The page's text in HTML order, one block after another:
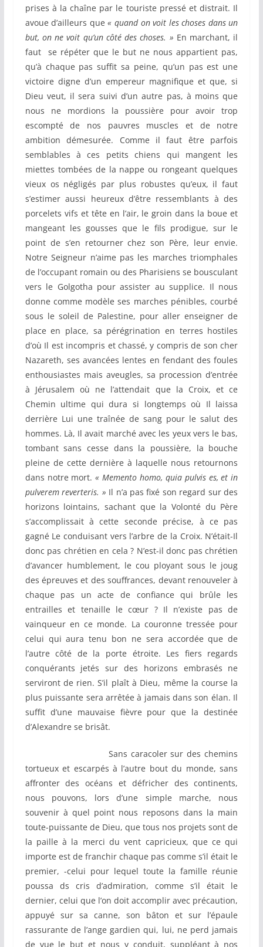
prises à la chaîne par le touriste pressé et distrait. Il
avoue d’ailleurs que« quand on voit les choses dans un
but, on ne voit qu’un côté des choses. » En marchant, il
faut se répéter que le but ne nous appartient pas,
qu’à chaque pas suffit sa peine, qu’un pas est une
victoire digne d’un empereur magnifique et que, si
Dieu veut, il sera suivi d’un autre pas, à moins que
nous ne mordions la poussière pour avoir trop
escompté de nos pauvres muscles et de notre
ambition démesurée. Comme il faut être parfois
semblables à ces petits chiens qui mangent les
miettes tombées de la nappe ou rongeant quelques
vieux os négligés par plus robustes qu’eux, il faut
s’estimer aussi heureux d’être ressemblants à des
porcelets vifs et tête en l’air, le groin dans la boue et
mangeant les gousses que le fils prodigue, sur le
point de s’en retourner chez son Père, leur envie.
Notre Seigneur n’aime pas les marches triomphales
de l’occupant romain ou des Pharisiens se bousculant
vers le Golgotha pour assister au supplice. Il nous
donne comme modèle ses marches pénibles, courbé
sous le soleil de Palestine, pour aller enseigner de
place en place, sa pérégrination en terres hostiles
d’où Il est incompris et chassé, y compris de son cher
Nazareth, ses avancées lentes en fendant des foules
enthousiastes mais aveugles, sa procession d’entrée
à Jérusalem où ne l’attendait que la Croix, et ce
Chemin ultime qui dura si longtemps où Il laissa
derrière Lui une traînée de sang pour le salut des
hommes. Là, Il avait marché avec les yeux vers le bas,
tombant sans cesse dans la poussière, la bouche
pleine de cette dernière à laquelle nous retournons
dans notre mort.« Memento homo, quia pulvis es, et in
pulverem reverteris. » Il n’a pas fixé son regard sur des
horizons lointains, sachant que la Volonté du Père
s’accomplissait à cette seconde précise, à ce pas
gagné Le conduisant vers l’arbre de la Croix. N’était-Il
donc pas chrétien en cela ? N’est-il donc pas chrétien
d’avancer humblement, le cou ployant sous le joug
des épreuves et des souffrances, devant renouveler à
chaque pas un acte de confiance qui brûle les
entrailles et tenaille le cœur ? Il n’existe pas de
vainqueur en ce monde. La couronne tressée pour
celui qui aura tenu bon ne sera accordée que de
l’autre côté de la porte étroite. Les fiers regards
conquérants jetés sur des horizons embrasés ne
serviront de rien. S’il plaît à Dieu, même la course la
plus puissante sera arrêtée à jamais dans son élan. Il
suffit d’une mauvaise fièvre pour que la destinée
d’Alexandre se brisât.
Sans caracoler sur des chemins
tortueux et escarpés à l’autre bout du monde, sans
affronter des océans et défricher des continents,
nous pouvons, lors d’une simple marche, nous
souvenir à quel point nous reposons dans la main
toute-puissante de Dieu, que tous nos projets sont de
la paille à la merci du vent capricieux, que ce qui
importe est de franchir chaque pas comme s’il était le
premier, -celui pour lequel toute la famille réunie
poussa ds cris d’admiration, comme s’il était le
dernier, celui que l’on doit accomplir avec précaution,
appuyé sur sa canne, son bâton et sur l’épaule
rassurante de l’ange gardien qui, lui, ne perd jamais
de vue le but et nous y conduit, suppléant à nos